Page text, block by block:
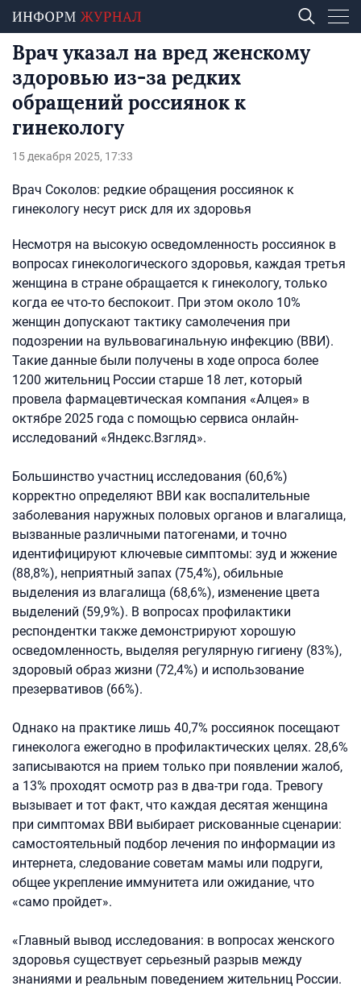
Врач указал на вред женскому
здоровью из-за редких
обращений россиянок к
гинекологу
15 декабря 2025, 17:33
Врач Соколов: редкие обращения россиянок к
гинекологу несут риск для их здоровья
Несмотря на высокую осведомленность россиянок в
вопросах гинекологического здоровья, каждая третья
женщина в стране обращается к гинекологу, только
когда ее что-то беспокоит. При этом около 10%
женщин допускают тактику самолечения при
подозрении на вульвовагинальную инфекцию (ВВИ).
Такие данные были получены в ходе опроса более
1200 жительниц России старше 18 лет, который
провела фармацевтическая компания «Алцея» в
октябре 2025 года с помощью сервиса онлайн-
исследований «Яндекс.Взгляд».
Большинство участниц исследования (60,6%)
корректно определяют ВВИ как воспалительные
заболевания наружных половых органов и влагалища,
вызванные различными патогенами, и точно
идентифицируют ключевые симптомы: зуд и жжение
(88,8%), неприятный запах (75,4%), обильные
выделения из влагалища (68,6%), изменение цвета
выделений (59,9%). В вопросах профилактики
респондентки также демонстрируют хорошую
осведомленность, выделяя регулярную гигиену (83%),
здоровый образ жизни (72,4%) и использование
презервативов (66%).
Однако на практике лишь 40,7% россиянок посещают
гинеколога ежегодно в профилактических целях. 28,6%
записываются на прием только при появлении жалоб,
а 13% проходят осмотр раз в два-три года. Тревогу
вызывает и тот факт, что каждая десятая женщина
при симптомах ВВИ выбирает рискованные сценарии:
самостоятельный подбор лечения по информации из
интернета, следование советам мамы или подруги,
общее укрепление иммунитета или ожидание, что
«само пройдет».
«Главный вывод исследования: в вопросах женского
здоровья существует серьезный разрыв между
знаниями и реальным поведением жительниц России.